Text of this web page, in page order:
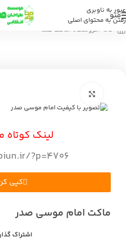
عبور به ناوبری
رفتن به محتوای اصلی
منو
خانه /فروشگاه /ماکت علما
لینک
?p=4706
کپی
ماکت امام موسی صدر
اشتراک